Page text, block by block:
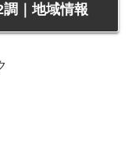
調｜地域情報